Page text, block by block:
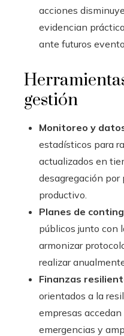
acciones
evidencian
ante futuros
gestión
Monitoreo y
estadísticos para
actualizados en
desagregación
productivo.
Planes de
públicos junto con
armonizar
realizar
Finanzas
orientados a la
empresas
emergencias y